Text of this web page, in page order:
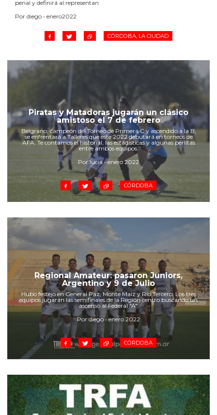
penal y definirá al representan
Por diego • enero2022
CÓRDOBA, LA CIUDAD
Piratas y Matadoras jugarán un clásico
amistoso el 7 de febrero
Belgrano, campeón del Torneo de Primera C y ascendido a la B,
se enfrentará a Talleres que este 2022 debutará en torneos de
AFA. Te contamos el historial, las estadísticas y algunas perlitas
entre ambos equipos.
Por lucia • enero 2022
CÓRDOBA
Regional Amateur: pasaron Juniors,
Argentino y 9 de Julio
Hubo festejo en General Paz, Monte Maíz y Río Tercero. Los tres
equipos jugarán las semifinales de la Región centro buscando un
ascenso al Federal "A".
Por diego • enero 2022
CÓRDOBA